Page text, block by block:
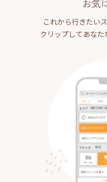
お気
これから行きたい
クリップしてあなた